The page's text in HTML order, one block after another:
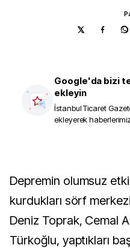
Google'da bizi
ekleyin
İstanbul Ticaret
ekleyerek
Depremin olumsuz etkilediği Hatay’da
kurdukları sörf
Deniz Toprak, Cemal
Türkoğlu, yaptıkları